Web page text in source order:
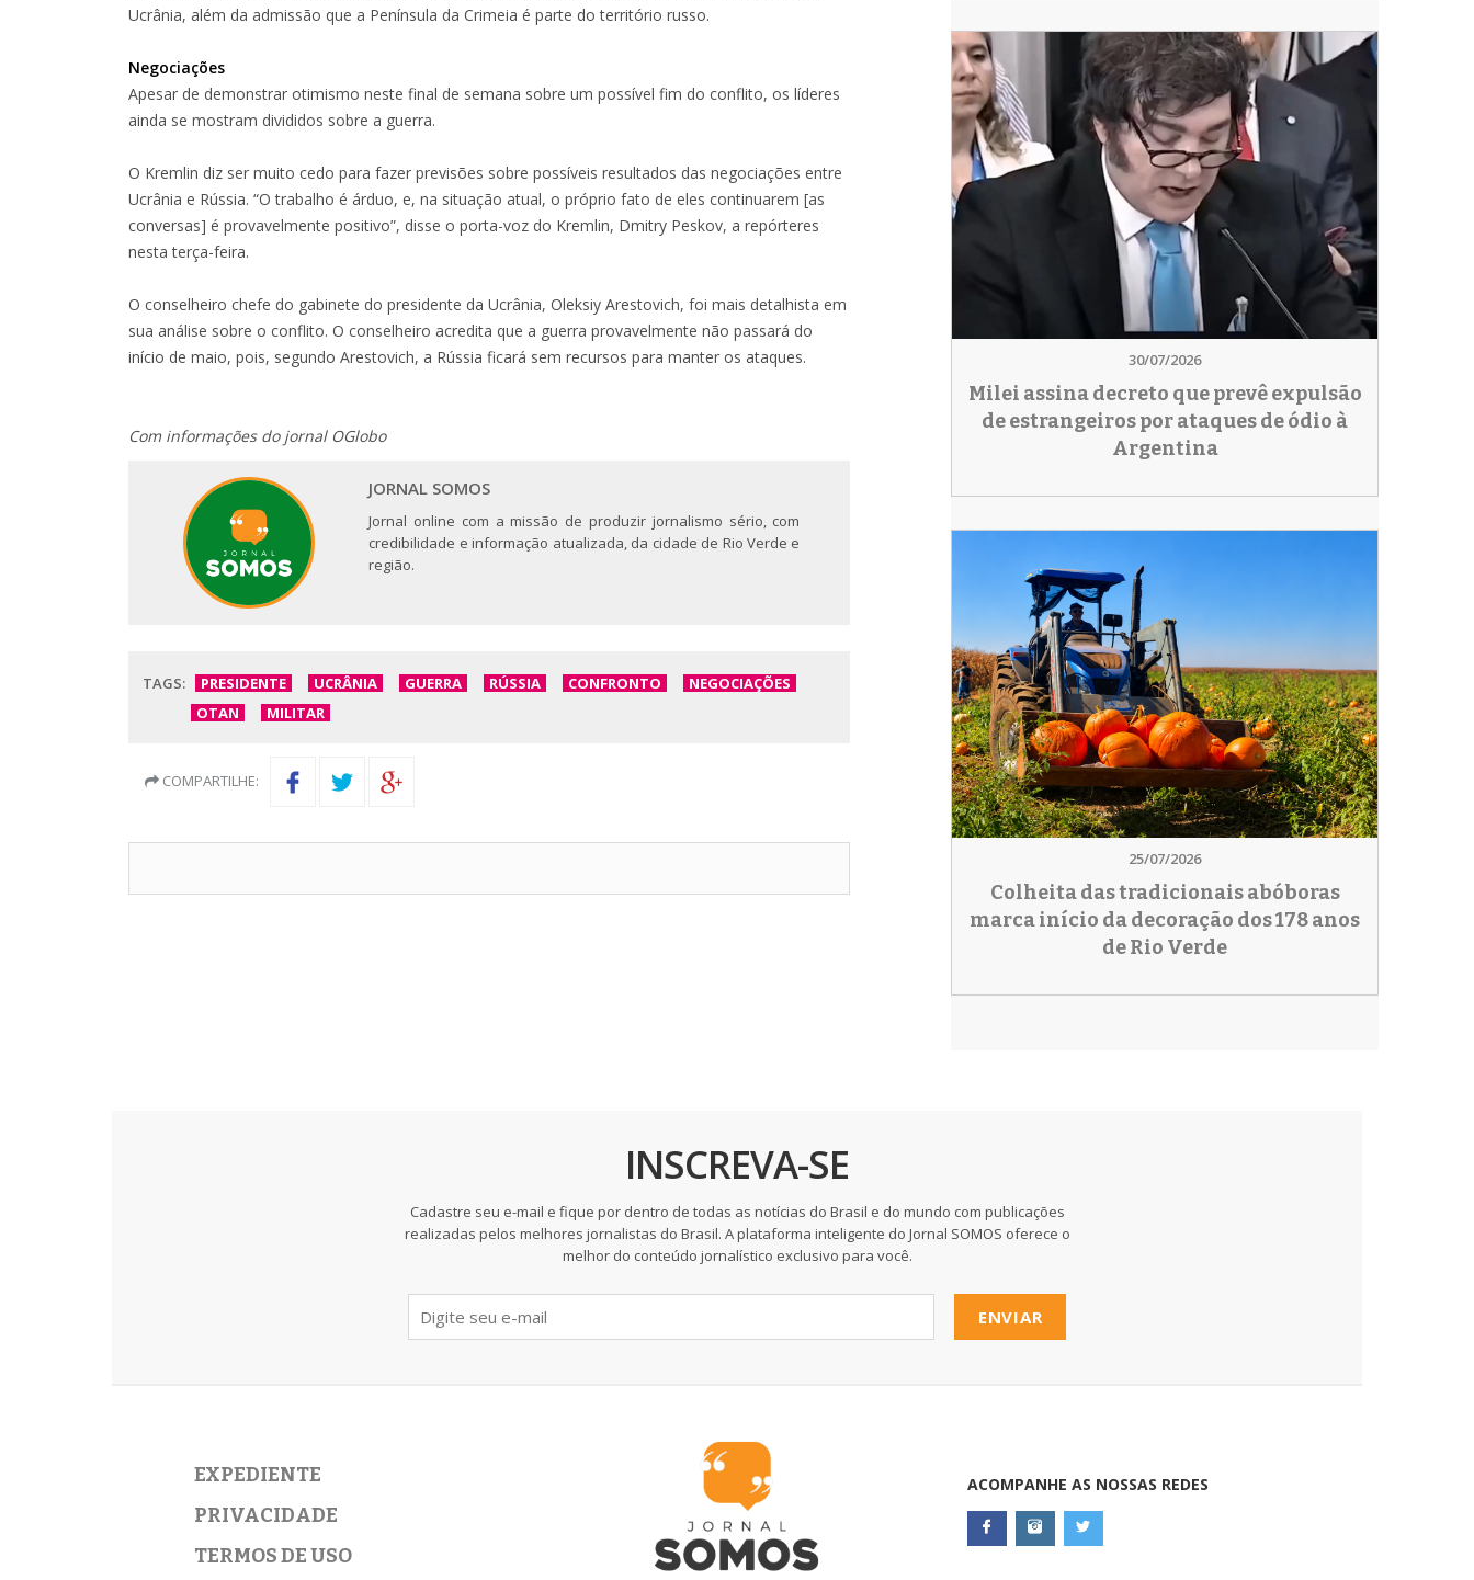
Ucrânia, além da admissão que a Península da Crimeia é parte do território russo.
Negociações
Apesar de demonstrar otimismo neste final de semana sobre um possível fim do conflito, os líderes
ainda se mostram divididos sobre a guerra.
O Kremlin diz ser muito cedo para fazer previsões sobre possíveis resultados das negociações entre
Ucrânia e Rússia. “O trabalho é árduo, e, na situação atual, o próprio fato de eles continuarem [as
conversas] é provavelmente positivo”, disse o porta-voz do Kremlin, Dmitry Peskov, a repórteres
nesta terça-feira.
O conselheiro chefe do gabinete do presidente da Ucrânia, Oleksiy Arestovich, foi mais detalhista em
sua análise sobre o conflito. O conselheiro acredita que a guerra provavelmente não passará do
início de maio, pois, segundo Arestovich, a Rússia ficará sem recursos para manter os ataques.
Com informações do jornal OGlobo
JORNAL SOMOS
Jornal online com a missão de produzir jornalismo sério, com
credibilidade e informação atualizada, da cidade de Rio Verde e
região.
TAGS: PRESIDENTE UCRÂNIA GUERRA RÚSSIA CONFRONTO
NEGOCIAÇÕES
OTAN
MILITAR
COMPARTILHE:
30/07/2026
Milei assina decreto que prevê expulsão
de estrangeiros por ataques de ódio à
Argentina
25/07/2026
Colheita das tradicionais abóboras
marca início da decoração dos 178 anos
de Rio Verde
INSCREVA-SE
Cadastre seu e-mail e fique por dentro de todas as notícias do Brasil e do mundo com publicações
realizadas pelos melhores jornalistas do Brasil. A plataforma inteligente do Jornal SOMOS oferece o
melhor do conteúdo jornalístico exclusivo para você.
ENVIAR
EXPEDIENTE
PRIVACIDADE
TERMOS DE USO
ACOMPANHE AS NOSSAS REDES